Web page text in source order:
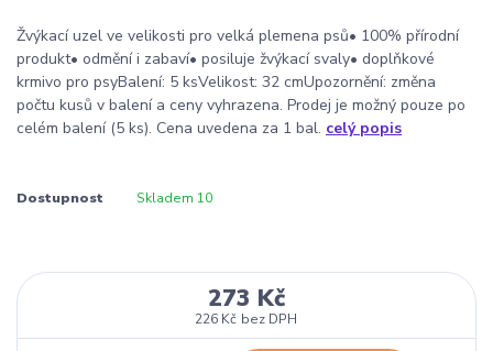
Žvýkací uzel ve velikosti pro velká plemena psů• 100% přírodní
produkt• odmění i zabaví• posiluje žvýkací svaly• doplňkové
krmivo pro psyBalení: 5 ksVelikost: 32 cmUpozornění: změna
počtu kusů v balení a ceny vyhrazena. Prodej je možný pouze po
celém balení (5 ks). Cena uvedena za 1 bal. celý popis
Dostupnost Skladem 10
273 Kč
226 Kč bez DPH